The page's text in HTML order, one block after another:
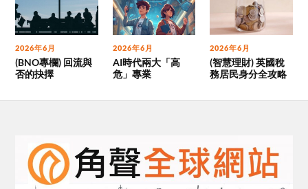
2026年6月
(BNO專欄) 回流與
否的抉擇
2026年6月
AI時代兩大「高
危」專業
2026年6月
(智慧理財) 英國稅
務居民身分全攻略